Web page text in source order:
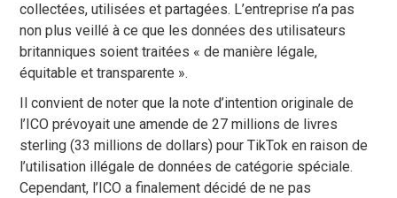
collectées, utilisées et partagées. L’entreprise n’a pas
non plus veillé à ce que les données des utilisateurs
britanniques soient traitées « de manière légale,
équitable et transparente ».
Il convient de noter que la note d’intention originale de
l’ICO prévoyait une amende de 27 millions de livres
sterling (33 millions de dollars) pour TikTok en raison de
l’utilisation illégale de données de catégorie spéciale.
Cependant, l’ICO a finalement décidé de ne pas